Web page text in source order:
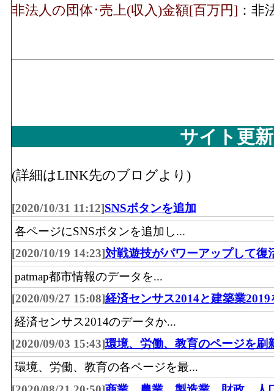
非法人の団体･売上(収入)金額[百万円] ：非
サイト更
(詳細はLINK先のブログより)
[2020/10/31 11:12]SNSボタンを追加
各ページにSNSボタンを追加し...
[2020/10/19 14:23]対戦遊技がパワーアップして復
patmap都市情報のデータを...
[2020/09/27 15:08]経済センサス2014と建築業2019
経済センサス2014のデータか...
[2020/09/03 15:43]環境、労働、教育のページを刷
環境、労働、教育の各ページを最...